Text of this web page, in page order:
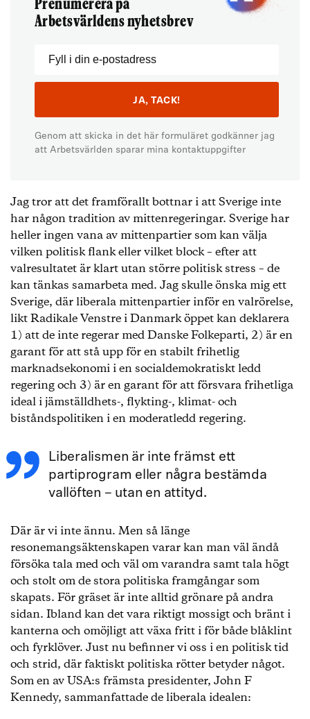
Prenumerera på
Arbetsvärldens nyhetsbrev
Genom att skicka in det här formuläret godkänner jag
att Arbetsvärlden sparar mina kontaktuppgifter
Jag tror att det framförallt bottnar i att Sverige inte
har någon tradition av mittenregeringar. Sverige har
heller ingen vana av mittenpartier som kan välja
vilken politisk flank eller vilket block – efter att
valresultatet är klart utan större politisk stress – de
kan tänkas samarbeta med. Jag skulle önska mig ett
Sverige, där liberala mittenpartier inför en valrörelse,
likt Radikale Venstre i Danmark öppet kan deklarera
1) att de inte regerar med Danske Folkeparti, 2) är en
garant för att stå upp för en stabilt frihetlig
marknadsekonomi i en socialdemokratiskt ledd
regering och 3) är en garant för att försvara frihetliga
ideal i jämställdhets-, flykting-, klimat- och
biståndspolitiken i en moderatledd regering.
Liberalismen är inte främst ett
partiprogram eller några bestämda
vallöften – utan en attityd.
Där är vi inte ännu. Men så länge
resonemangsäktenskapen varar kan man väl ändå
försöka tala med och väl om varandra samt tala högt
och stolt om de stora politiska framgångar som
skapats. För gräset är inte alltid grönare på andra
sidan. Ibland kan det vara riktigt mossigt och bränt i
kanterna och omöjligt att växa fritt i för både blåklint
och fyrklöver. Just nu befinner vi oss i en politisk tid
och strid, där faktiskt politiska rötter betyder något.
Som en av USA:s främsta presidenter, John F
Kennedy, sammanfattade de liberala idealen: